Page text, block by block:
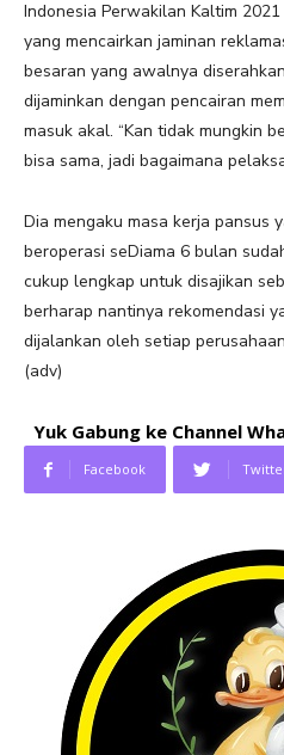
Indonesia Perwakilan Kaltim
yang mencairkan jaminan
besaran yang awalnya
dijaminkan dengan pencairan
masuk akal. “Kan tidak mungkin
bisa sama, jadi bagaimana
Dia mengaku masa kerja pansus
beroperasi seDiama 6 bulan
cukup lengkap untuk disajikan
berharap nantinya rekomendasi
dijalankan oleh setiap
(adv)
Yuk Gabung ke Channel
Facebook